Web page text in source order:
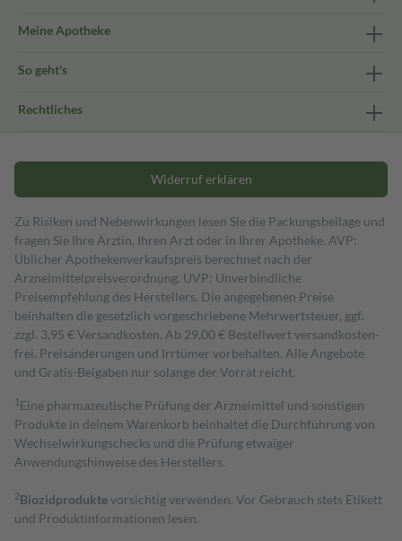
Meine Apotheke
So geht's
Rechtliches
Widerruf erklären
Zu Risiken und Nebenwirkungen lesen Sie die Packungsbeilage und
fragen Sie Ihre Ärztin, Ihren Arzt oder in Ihrer Apotheke. AVP:
Üblicher Apothekenverkaufspreis berechnet nach der
Arzneimittelpreisverordnung. UVP: Unverbindliche
Preisempfehlung des Herstellers. Die angegebenen Preise
beinhalten die gesetzlich vorgeschriebene Mehrwertsteuer, ggf.
zzgl. 3,95 € Versandkosten. Ab 29,00 € Bestell­wert versand­kosten­
frei. Preisänderungen und Irrtümer vorbehalten. Alle Angebote
und Gratis-Beigaben nur solange der Vorrat reicht.
1 Eine pharmazeutische Prüfung der Arzneimittel und sonstigen
Produkte in deinem Warenkorb beinhaltet die Durchführung von
Wechselwirkungschecks und die Prüfung etwaiger
Anwendungshinweise des Herstellers.
2Biozidproduktevorsichtig verwenden. Vor Gebrauch stets Etikett
und Produktinformationen lesen.